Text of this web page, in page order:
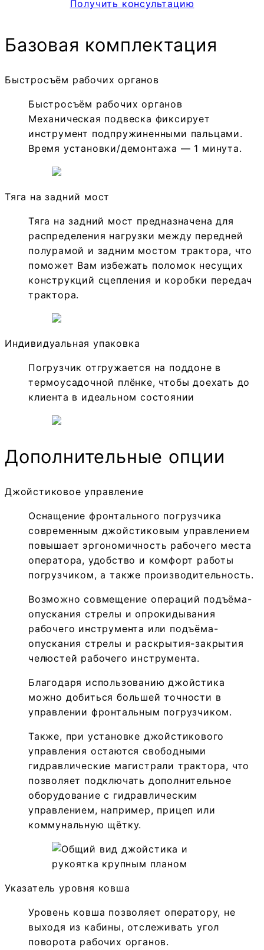
Получить консультацию
Базовая комплектация
Быстросъём рабочих органов
Быстросъём рабочих органов
Механическая подвеска фиксирует
инструмент подпружиненными пальцами.
Время установки/демонтажа — 1 минута.
Тяга на задний мост
Тяга на задний мост предназначена для
распределения нагрузки между передней
полурамой и задним мостом трактора, что
поможет Вам избежать поломок несущих
конструкций сцепления и коробки передач
трактора.
Индивидуальная упаковка
Погрузчик отгружается на поддоне в
термоусадочной плёнке, чтобы доехать до
клиента в идеальном состоянии
Дополнительные опции
Джойстиковое управление
Оснащение фронтального погрузчика
современным джойстиковым управлением
повышает эргономичность рабочего места
оператора, удобство и комфорт работы
погрузчиком, а также производительность.
Возможно совмещение операций подъёма-
опускания стрелы и опрокидывания
рабочего инструмента или подъёма-
опускания стрелы и раскрытия-закрытия
челюстей рабочего инструмента.
Благодаря использованию джойстика
можно добиться большей точности в
управлении фронтальным погрузчиком.
Также, при установке джойстикового
управления остаются свободными
гидравлические магистрали трактора, что
позволяет подключать дополнительное
оборудование с гидравлическим
управлением, например, прицеп или
коммунальную щётку.
Указатель уровня ковша
Уровень ковша позволяет оператору, не
выходя из кабины, отслеживать угол
поворота рабочих органов.